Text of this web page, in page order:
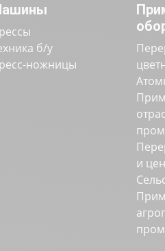
б/у
ножницы
и